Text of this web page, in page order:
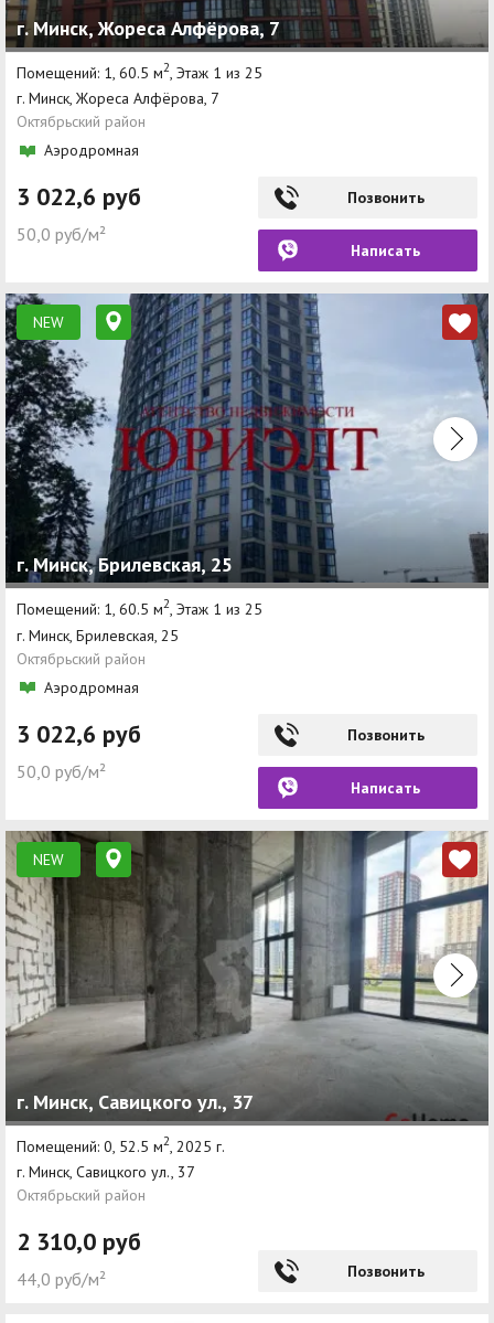
г. Минск, Жореса Алфёрова, 7
Помещений: 1, 60.5 м2 , Этаж 1 из 25
г. Минск, Жореса Алфёрова, 7
Октябрьский район
Аэродромная
3 022,6 руб
50,0 руб/м²
Позвонить
Написать
NEW
г. Минск, Брилевская, 25
Помещений: 1, 60.5 м2, Этаж 1 из 25
г. Минск, Брилевская, 25
Октябрьский район
Аэродромная
3 022,6 руб
50,0 руб/м²
Позвонить
Написать
NEW
г. Минск, Савицкого ул., 37
Помещений: 0, 52.5 м2 , 2025 г.
г. Минск, Савицкого ул., 37
Октябрьский район
2 310,0 руб
44,0 руб/м² Позвонить